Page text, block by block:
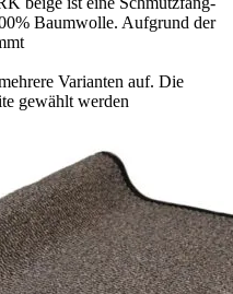
Baumwolle. Aufgrund der
Varianten auf. Die
gewählt werden